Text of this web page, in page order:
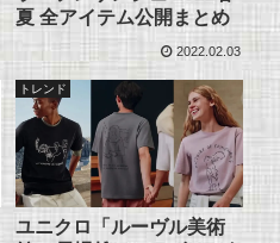
夏 全アイテム公開まとめ
2022.02.03
トレンド
ユニクロ「ルーヴル美術